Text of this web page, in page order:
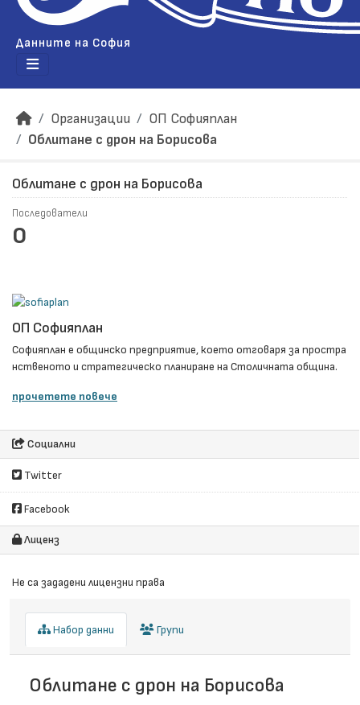
Данните на София
Организации
ОП Софияплан
Облитане с дрон на Борисова
Облитане с дрон на Борисова
Последователи
0
ОП Софияплан
Софияплан e общинско предприятие, което отговаря за простра
нственото и стратегическо планиране на Столичната община.
прочетете повече
Социални
Twitter
Facebook
Лиценз
Не са зададени лицензни права
Набор данни Групи
Облитане с дрон на Борисова